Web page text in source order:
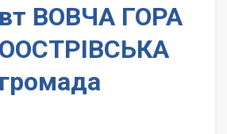
ВОВЧА ГОРА
громада